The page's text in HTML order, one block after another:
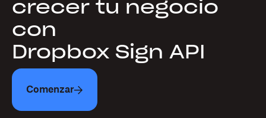
crecer tu negocio
con
Dropbox Sign API
Comenzar